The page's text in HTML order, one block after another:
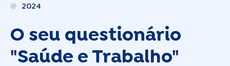
2024
O seu questionário
"Saúde e Trabalho"